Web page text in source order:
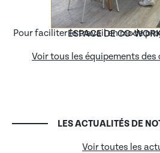
ESPACE DE CO-
Pour faciliter le travail en mode
Voir tous les équipements des
LES ACTUALITÉS DE
Voir toutes les